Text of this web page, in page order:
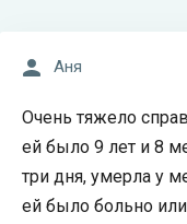
Аня
Очень тяжело
ей было 9 лет и 8
три дня, умерла у
ей было больно